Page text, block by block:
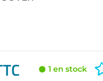
1 en stock